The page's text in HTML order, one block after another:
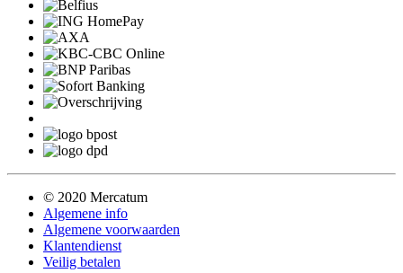
© 2020 Mercatum
Algemene info
Algemene voorwaarden
Klantendienst
Veilig betalen